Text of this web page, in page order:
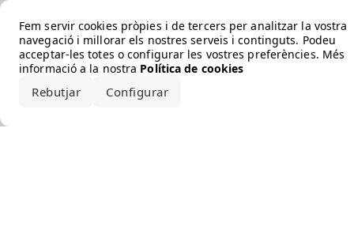
Fem servir cookies pròpies i de tercers per analitzar la vostra
navegació i millorar els nostres serveis i continguts. Podeu
acceptar-les totes o configurar les vostres preferències. Més
informació a la nostra Política de cookies
Rebutjar Configurar
Error loading the brand